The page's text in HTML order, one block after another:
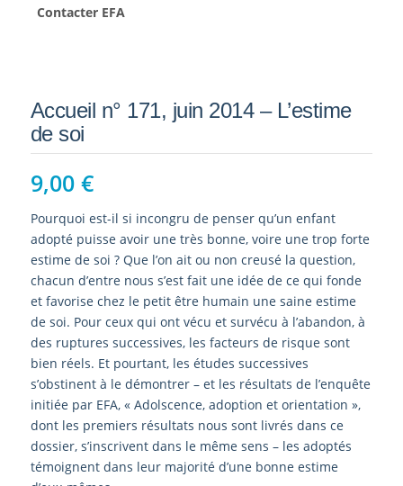
Contacter EFA
Accueil n° 171, juin 2014 – L’estime
de soi
9,00 €
Pourquoi est-il si incongru de penser qu’un enfant
adopté puisse avoir une très bonne, voire une trop forte
estime de soi ? Que l’on ait ou non creusé la question,
chacun d’entre nous s’est fait une idée de ce qui fonde
et favorise chez le petit être humain une saine estime
de soi. Pour ceux qui ont vécu et survécu à l’abandon, à
des ruptures successives, les facteurs de risque sont
bien réels. Et pourtant, les études successives
s’obstinent à le démontrer – et les résultats de l’enquête
initiée par EFA, « Adolscence, adoption et orientation »,
dont les premiers résultats nous sont livrés dans ce
dossier, s’inscrivent dans le même sens – les adoptés
témoignent dans leur majorité d’une bonne estime